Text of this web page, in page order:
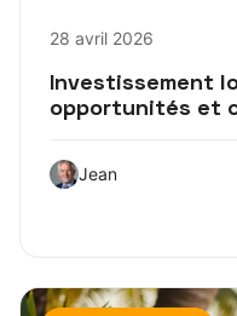
28 avril 2026
Investissement
opportunités et
Jean